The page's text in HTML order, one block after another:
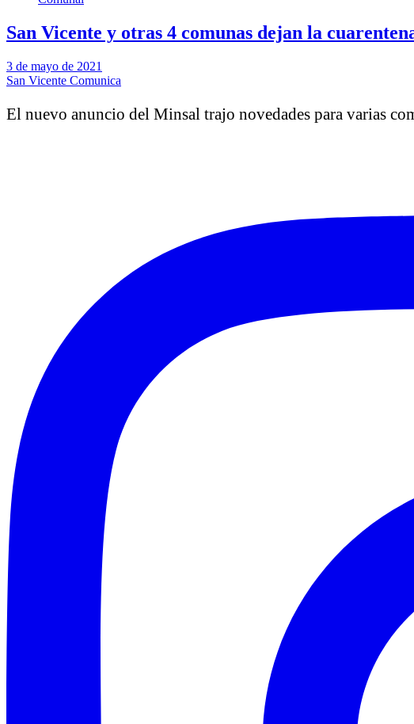
San Vicente y otras 4 comunas dejan la
3 de mayo de 2021
San Vicente Comunica
El nuevo anuncio del Minsal trajo novedades para varias